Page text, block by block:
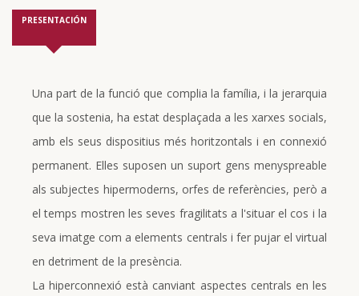
PRESENTACIÓN
Una part de la funció que complia la família, i la jerarquia
que la sostenia, ha estat desplaçada a les xarxes socials,
amb els seus dispositius més horitzontals i en connexió
permanent. Elles suposen un suport gens menyspreable
als subjectes hipermoderns, orfes de referències, però a
el temps mostren les seves fragilitats a l'situar el cos i la
seva imatge com a elements centrals i fer pujar el virtual
en detriment de la presència.
La hiperconnexió està canviant aspectes centrals en les